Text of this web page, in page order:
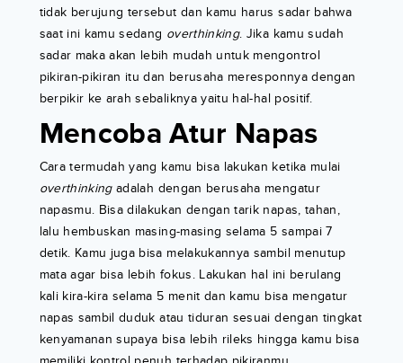
tidak berujung tersebut dan kamu harus sadar bahwa
saat ini kamu sedang overthinking. Jika kamu sudah
sadar maka akan lebih mudah untuk mengontrol
pikiran-pikiran itu dan berusaha meresponnya dengan
berpikir ke arah sebaliknya yaitu hal-hal positif.
Mencoba Atur Napas
Cara termudah yang kamu bisa lakukan ketika mulai
overthinkingadalah dengan berusaha mengatur
napasmu. Bisa dilakukan dengan tarik napas, tahan,
lalu hembuskan masing-masing selama 5 sampai 7
detik. Kamu juga bisa melakukannya sambil menutup
mata agar bisa lebih fokus. Lakukan hal ini berulang
kali kira-kira selama 5 menit dan kamu bisa mengatur
napas sambil duduk atau tiduran sesuai dengan tingkat
kenyamanan supaya bisa lebih rileks hingga kamu bisa